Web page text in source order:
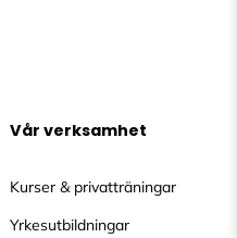
Vår verksamhet
Kurser & privatträningar
Yrkesutbildningar